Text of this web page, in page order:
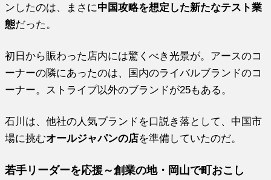
ンしたのは、まさに中国攻略を想定した新たなテスト業
態だった。
初日から賑わった店内には驚くべき光景が。アースのコ
ーナーの隣にあったのは、国内のライバルブランドのコ
ーナー。ストライプ以外のブランドが25もある。
石川は、他社の人気ブランドを口説き落として、中国市
場に挑むオールジャパンの店を準備していたのだ。
若手リーダーを応援～創業の地・岡山で町おこし